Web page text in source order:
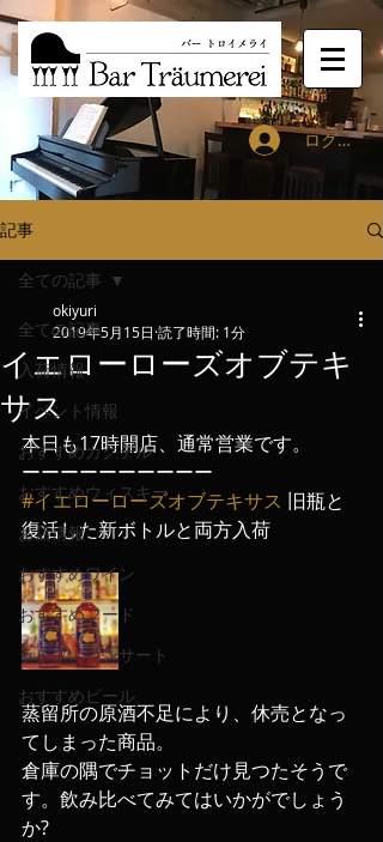
ログイン
記事
全ての記事
入荷情報
イベント情報
おすすめカクテル
おすすめウィスキー
お店情報
おすすめワイン
おすすめフード
ライブ、コンサート
おすすめビール
全ての記事
イエローローズオブテキ
サス
okiyuri
2019年5月15日 読了時間: 1分
本日も17時開店、通常営業です。
ーーーーーーーーーー
#イエローローズオブテキサス 旧瓶と
復活した新ボトルと両方入荷
蒸留所の原酒不足により、休売となっ
てしまった商品。
倉庫の隅でチョットだけ見つたそうで
す。飲み比べてみてはいかがでしょう
か?